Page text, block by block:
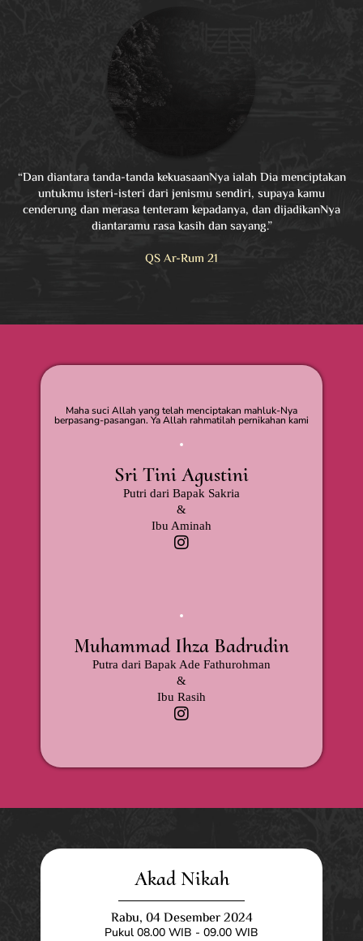
“Dan diantara tanda-tanda kekuasaanNya ialah Dia menciptakan
untukmu isteri-isteri dari jenismu sendiri, supaya kamu
cenderung dan merasa tenteram kepadanya, dan dijadikanNya
diantaramu rasa kasih dan sayang.”
QS Ar-Rum 21
Maha suci Allah yang telah menciptakan mahluk-Nya
berpasang-pasangan. Ya Allah rahmatilah pernikahan kami
Sri Tini Agustini
Putri dari Bapak Sakria
&
Ibu Aminah
Muhammad Ihza Badrudin
Putra dari Bapak Ade Fathurohman
&
Ibu Rasih
Akad Nikah
Rabu, 04 Desember 2024
Pukul 08.00 WIB - 09.00 WIB